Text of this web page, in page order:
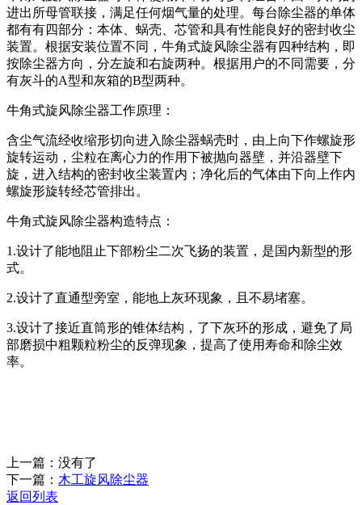
进出所母管联接，满足任何烟气量的处理。每台除尘器的单体
都有有四部分：本体、蜗壳、芯管和具有性能良好的密封收尘
装置。根据安装位置不同，牛角式旋风除尘器有四种结构，即
按除尘器方向，分左旋和右旋两种。根据用户的不同需要，分
有灰斗的A型和灰箱的B型两种。
牛角式旋风除尘器工作原理：
含尘气流经收缩形切向进入除尘器蜗壳时，由上向下作螺旋形
旋转运动，尘粒在离心力的作用下被抛向器壁，并沿器壁下
旋，进入结构的密封收尘装置内；净化后的气体由下向上作内
螺旋形旋转经芯管排出。
牛角式旋风除尘器构造特点：
1.设计了能地阻止下部粉尘二次飞扬的装置，是国内新型的形
式。
2.设计了直通型旁室，能地上灰环现象，且不易堵塞。
3.设计了接近直筒形的锥体结构，了下灰环的形成，避免了局
部磨损中粗颗粒粉尘的反弹现象，提高了使用寿命和除尘效
率。
上一篇：没有了
下一篇： 木工旋风除尘器
返回列表